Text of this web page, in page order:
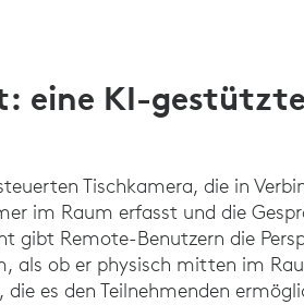
eine KI-gestützte
Tischkamera, die in
im Raum erfasst und die
gibt Remote-Benutzern die
als ob er physisch mitten im
es den Teilnehmenden